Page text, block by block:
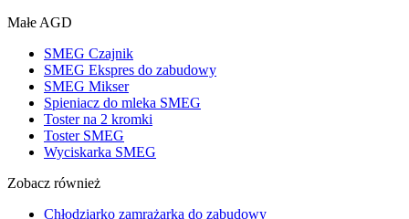
Małe AGD
SMEG Czajnik
SMEG Ekspres do zabudowy
SMEG Mikser
Spieniacz do mleka SMEG
Toster na 2 kromki
Toster SMEG
Wyciskarka SMEG
Zobacz również
Chłodziarko zamrażarka do zabudowy